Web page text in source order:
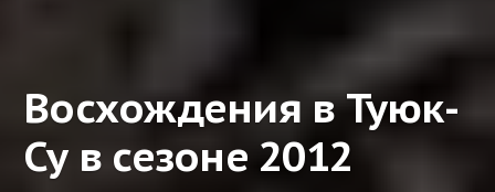
Восхождения в Туюк-
Су в сезоне 2012